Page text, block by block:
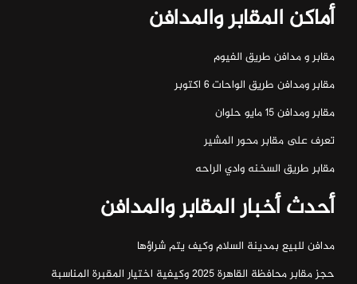
أماكن المقابر والمدافن
مقابر و مدافن طريق الفيوم
مقابر ومدافن طريق الواحات ٦ اكتوبر
مقابر ومدافن ١٥ مايو حلوان
تعرف على مقابر محور المشير
مقابر طريق السخنه وادي الراحه
أحدث أخبار المقابر والمدافن
مدافن للبيع بمدينة السلام وكيف يتم شراؤها
حجز مقابر محافظة القاهرة 2025 وكيفية اختيار المقبرة المناسبة